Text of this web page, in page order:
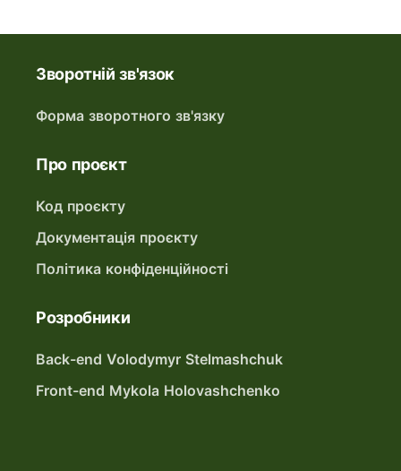
Зворотній зв'язок
Форма зворотного зв'язку
Про проєкт
Код проєкту
Документація проєкту
Політика конфіденційності
Розробники
Back-end Volodymyr Stelmashchuk
Front-end Mykola Holovashchenko